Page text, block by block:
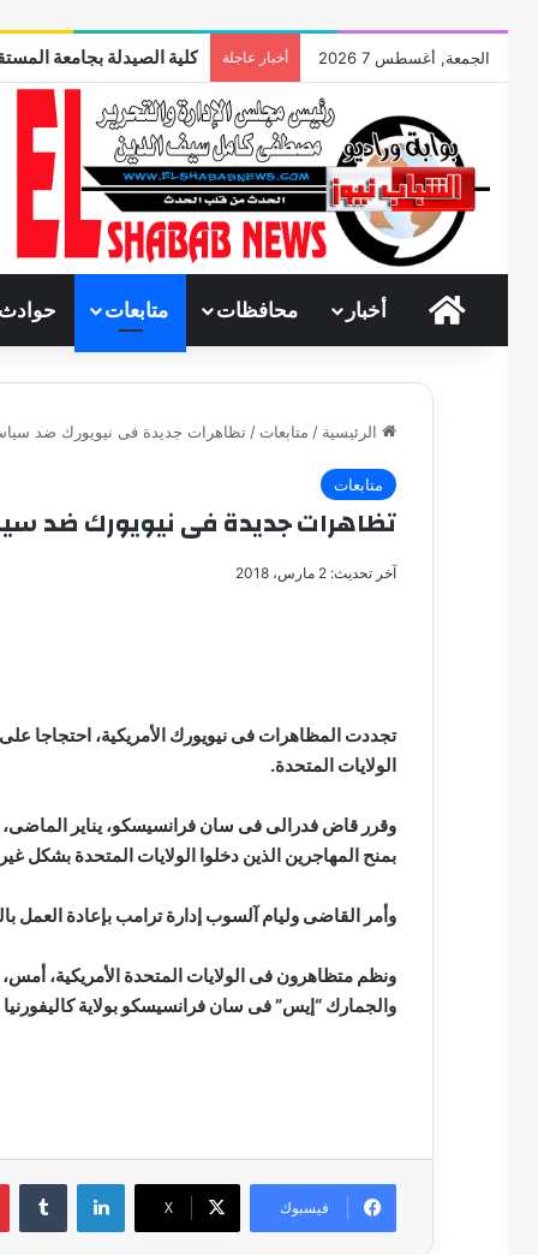
الجمعة, أغسطس 7 2026 أخبار عاجلة كلية الصيدلة بجامعة
الرئيسية
أخبار محافظات متابعات حوادث
الرئيسية / متابعات / تظاهرات جديدة فى نيويورك ضد
متابعات
تظاهرات جديدة فى نيويورك ضد
آخر تحديث: 2 مارس، 2018
تجددت المظاهرات فى نيويورك الأمريكية، احتجاجا
الولايات المتحدة.
وقرر قاض فدرالى فى سان فرانسيسكو، يناير الماضى،
بمنح المهاجرين الذين دخلوا الولايات المتحدة بشكل
وأمر القاضى وليام آلسوب إدارة ترامب بإعادة العمل
ونظم متظاهرون فى الولايات المتحدة الأمريكية،
والجمارك “إيس” فى سان فرانسيسكو بولاية كاليفورنيا
فيسبوك ‫X
لينكدإن
سيف
مايسه
عطوه
القرن
21
مصطفى كامل
مايسه عطوه